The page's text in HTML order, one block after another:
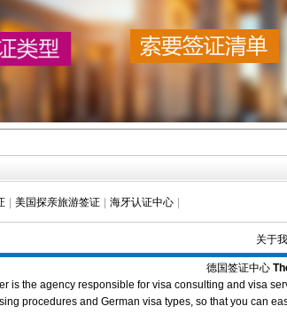
美国探亲旅游签证 海牙认证中心
关于
德国签证中心
is the agency responsible for visa consulting and visa
procedures and German visa types, so that you can